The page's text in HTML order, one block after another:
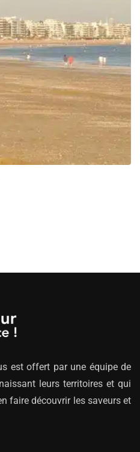
est offert par une équipe de
leurs territoires et qui
faire découvrir les saveurs et